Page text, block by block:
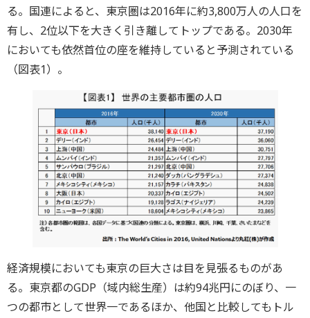
る。国連によると、東京圏は2016年に約3,800万人の人口を
有し、2位以下を大きく引き離してトップである。2030年
においても依然首位の座を維持していると予測されている
（図表1）。
経済規模においても東京の巨大さは目を見張るものがあ
る。東京都のGDP（域内総生産）は約94兆円にのぼり、一
つの都市として世界一であるほか、他国と比較してもトル